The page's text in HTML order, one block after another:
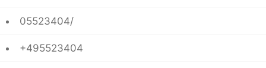
05523404/
+495523404